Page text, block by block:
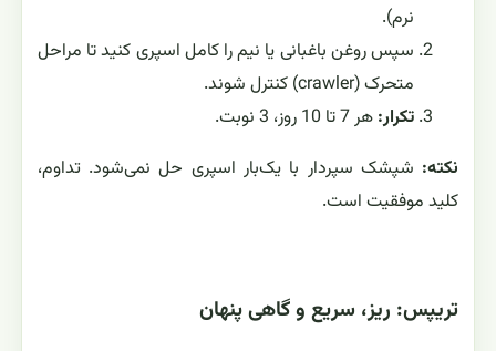
نرم).
سپس روغن باغبانی یا نیم را کامل اسپری کنید تا مراحل
متحرک (crawler) کنترل شوند.
تکرار: هر 7 تا 10 روز، 3 نوبت.
نکته: شپشک سپردار با یک‌بار اسپری حل نمی‌شود. تداوم،
کلید موفقیت است.
تریپس: ریز، سریع و گاهی پنهان